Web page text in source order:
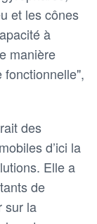
et les cônes
à
manière
des
d’ici la
Elle a
de
sur la